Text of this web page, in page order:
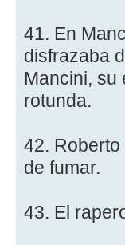
41. En
disfrazaba
Mancini, su
rotunda.
42.
de fumar.
43. El